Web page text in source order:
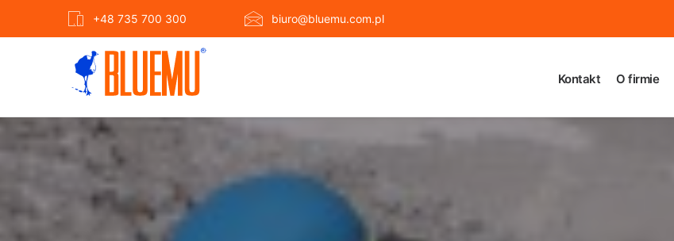
+48 735 700 300 biuro@bluemu.com.pl
Kontakt O firmie